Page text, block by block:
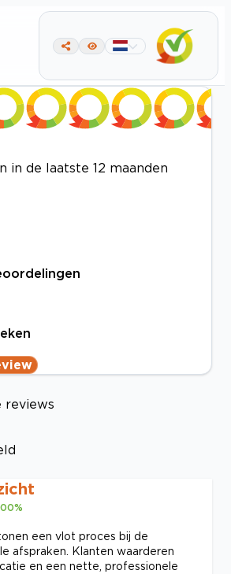
in de laatste 12 maanden
reviews
%
een vlot proces bij de
afspraken. Klanten waarderen
en een nette, professionele